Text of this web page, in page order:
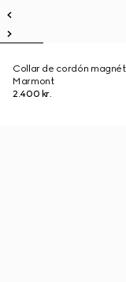
Collar de cordón
Marmont
2.400 kr.